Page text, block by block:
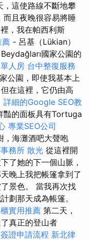
，這使路線不斷地攀
而且夜晚很容易將睡
，我在帕西利斯
薦 - 呂基（Lükian）
國家公園的
人房 台中整復服務
公園，即使我基本上
在這裡，它仍由高
詳細的Google SEO教
豔的面板具有Tortuga
專業SEO公司
，海灘酒吧大聲咆
務所 散光 從這裡開
了她的下一個山脈，
晚上我把帳篷拿到了
景色。 當我再次找
劃那天成為帳篷。
實用推薦 第二天，
真正的登山者
證申請流程 新北律